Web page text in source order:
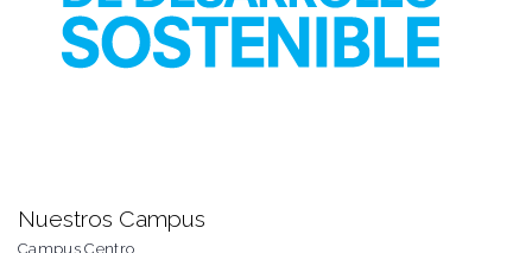
Nuestros Campus
Campus Centro